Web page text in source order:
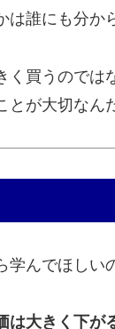
誰にも分か
く買うのでは
が大切なん
んでほしい
は大きく下が